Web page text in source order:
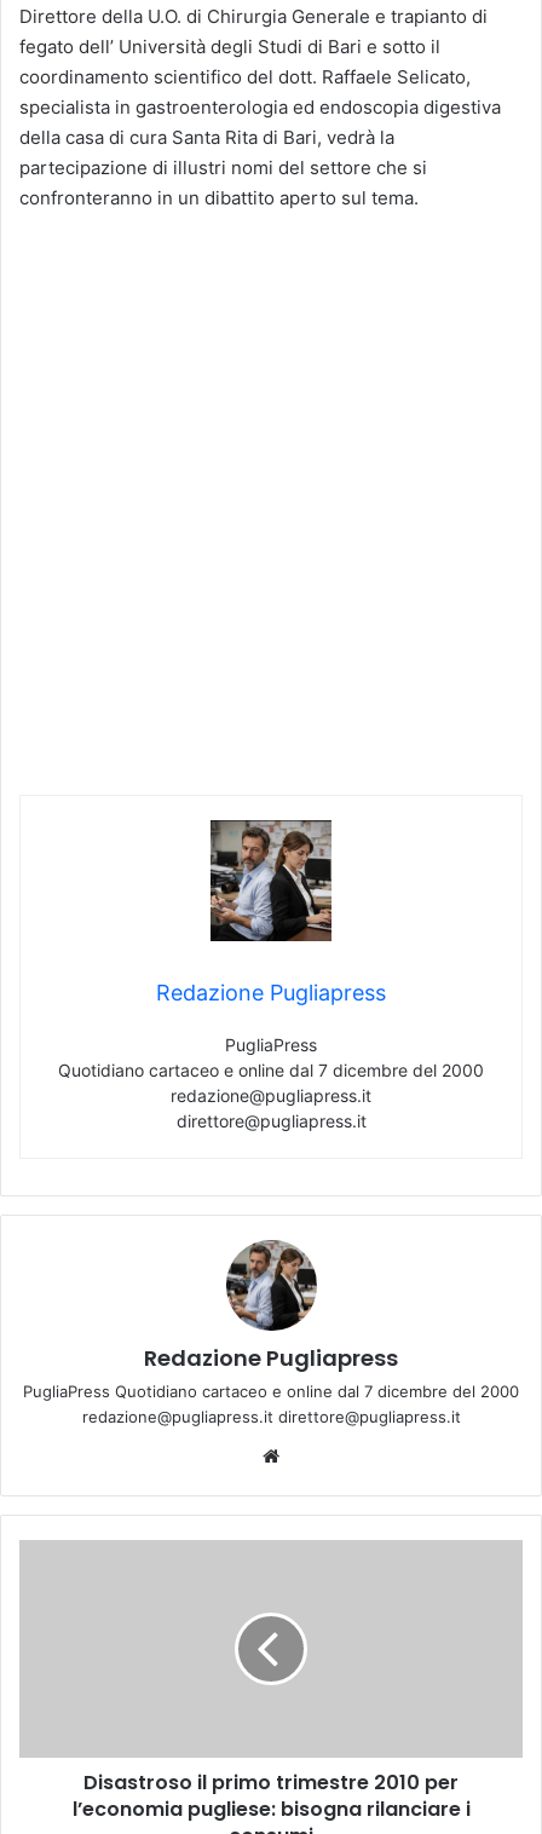
Direttore della U.O. di Chirurgia Generale e trapianto di
fegato dell’ Università degli Studi di Bari e sotto il
coordinamento scientifico del dott. Raffaele Selicato,
specialista in gastroenterologia ed endoscopia digestiva
della casa di cura Santa Rita di Bari, vedrà la
partecipazione di illustri nomi del settore che si
confronteranno in un dibattito aperto sul tema.
Redazione Pugliapress
PugliaPress
Quotidiano cartaceo e online dal 7 dicembre del 2000
redazione@pugliapress.it
direttore@pugliapress.it
Redazione Pugliapress
PugliaPress Quotidiano cartaceo e online dal 7 dicembre del 2000
redazione@pugliapress.it direttore@pugliapress.it
te
s
Disastroso il primo trimestre 2010 per
l’economia pugliese: bisogna rilanciare i